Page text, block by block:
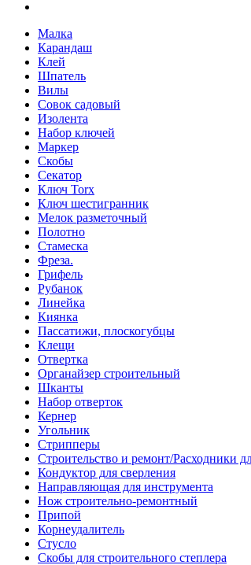
Малка
Карандаш
Клей
Шпатель
Вилы
Совок садовый
Изолента
Набор ключей
Маркер
Скобы
Секатор
Ключ Torx
Ключ шестигранник
Мелок разметочный
Полотно
Стамеска
Фреза.
Грифель
Рубанок
Линейка
Киянка
Пассатижи, плоскогубцы
Клещи
Отвертка
Органайзер строительный
Шканты
Набор отверток
Кернер
Угольник
Стрипперы
Строительство и ремонт/Расходники
Кондуктор для сверления
Направляющая для инструмента
Нож строительно-ремонтный
Припой
Корнеудалитель
Стусло
Скобы для строительного степлера